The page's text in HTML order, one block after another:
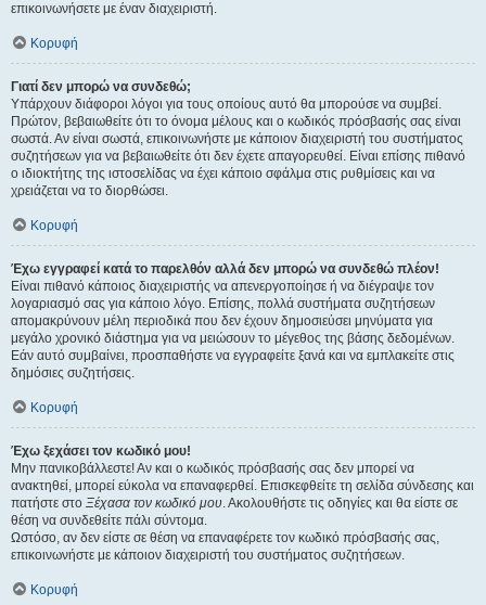
επικοινωνήσετε με έναν διαχειριστή.
Κορυφή
Γιατί δεν μπορώ να συνδεθώ;
Υπάρχουν διάφοροι λόγοι για τους οποίους αυτό θα μπορούσε να συμβεί.
Πρώτον, βεβαιωθείτε ότι το όνομα μέλους και ο κωδικός πρόσβασής σας είναι
σωστά. Αν είναι σωστά, επικοινωνήστε με κάποιον διαχειριστή του συστήματος
συζητήσεων για να βεβαιωθείτε ότι δεν έχετε απαγορευθεί. Είναι επίσης πιθανό
ο ιδιοκτήτης της ιστοσελίδας να έχει κάποιο σφάλμα στις ρυθμίσεις και να
χρειάζεται να το διορθώσει.
Κορυφή
Έχω εγγραφεί κατά το παρελθόν αλλά δεν μπορώ να συνδεθώ πλέον!
Είναι πιθανό κάποιος διαχειριστής να απενεργοποίησε ή να διέγραψε τον
λογαριασμό σας για κάποιο λόγο. Επίσης, πολλά συστήματα συζητήσεων
απομακρύνουν μέλη περιοδικά που δεν έχουν δημοσιεύσει μηνύματα για
μεγάλο χρονικό διάστημα για να μειώσουν το μέγεθος της βάσης δεδομένων.
Εάν αυτό συμβαίνει, προσπαθήστε να εγγραφείτε ξανά και να εμπλακείτε στις
δημόσιες συζητήσεις.
Κορυφή
Έχω ξεχάσει τον κωδικό μου!
Μην πανικοβάλλεστε! Αν και ο κωδικός πρόσβασής σας δεν μπορεί να
ανακτηθεί, μπορεί εύκολα να επαναφερθεί. Επισκεφθείτε τη σελίδα σύνδεσης και
πατήστε στο Ξέχασα τον κωδικό μου. Ακολουθήστε τις οδηγίες και θα είστε σε
θέση να συνδεθείτε πάλι σύντομα.
Ωστόσο, αν δεν είστε σε θέση να επαναφέρετε τον κωδικό πρόσβασής σας,
επικοινωνήστε με κάποιον διαχειριστή του συστήματος συζητήσεων.
Κορυφή